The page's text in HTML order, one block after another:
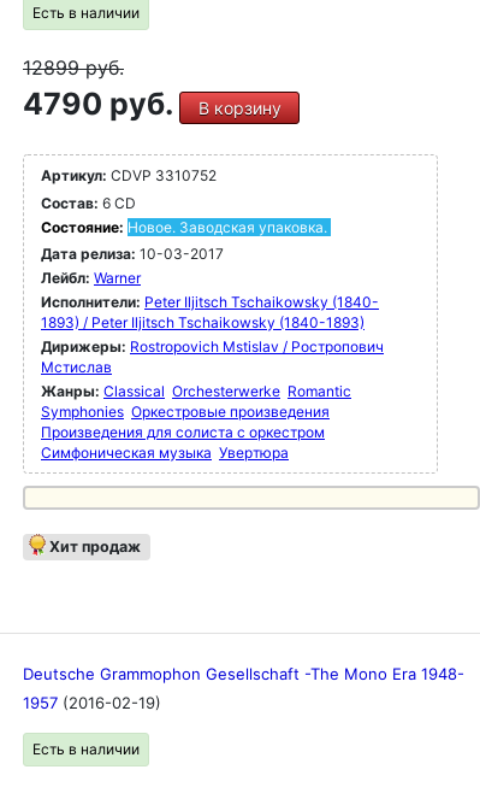
Есть в наличии
12899руб.
4790 руб. В корзину
Артикул: CDVP 3310752
Состав: 6 CD
Состояние: Новое. Заводская упаковка.
Дата релиза: 10-03-2017
Лейбл: Warner
Исполнители: Peter Iljitsch Tschaikowsky (1840-
1893) / Peter Iljitsch Tschaikowsky (1840-1893)
Дирижеры: Rostropovich Mstislav / Ростропович
Мстислав
Жанры: Classical Orchesterwerke Romantic
Symphonies Оркестровые произведения
Произведения для солиста с оркестром
Симфоническая музыка Увертюра
Хит продаж
Deutsche Grammophon Gesellschaft -The Mono Era 1948-
1957 (2016-02-19)
Есть в наличии